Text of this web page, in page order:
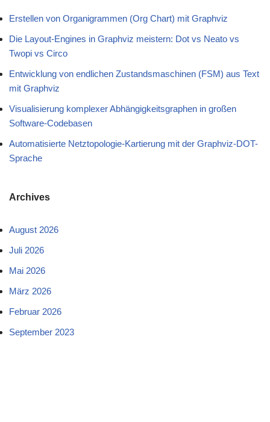
Erstellen von Organigrammen (Org Chart) mit Graphviz
Die Layout-Engines in Graphviz meistern: Dot vs Neato vs
Twopi vs Circo
Entwicklung von endlichen Zustandsmaschinen (FSM) aus Text
mit Graphviz
Visualisierung komplexer Abhängigkeitsgraphen in großen
Software-Codebasen
Automatisierte Netztopologie-Kartierung mit der Graphviz-DOT-
Sprache
Archives
August 2026
Juli 2026
Mai 2026
März 2026
Februar 2026
September 2023